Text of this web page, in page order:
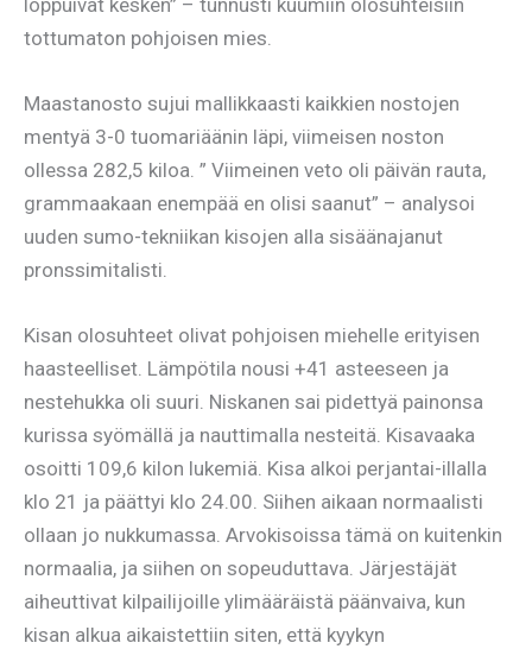
tottumaton pohjoisen mies.
Maastanosto sujui mallikkaasti kaikkien nostojen
mentyä 3-0 tuomariäänin läpi, viimeisen noston
ollessa 282,5 kiloa. ” Viimeinen veto oli päivän rauta,
grammaakaan enempää en olisi saanut” – analysoi
uuden sumo-tekniikan kisojen alla sisäänajanut
pronssimitalisti.
Kisan olosuhteet olivat pohjoisen miehelle erityisen
haasteelliset. Lämpötila nousi +41 asteeseen ja
nestehukka oli suuri. Niskanen sai pidettyä painonsa
kurissa syömällä ja nauttimalla nesteitä. Kisavaaka
osoitti 109,6 kilon lukemiä. Kisa alkoi perjantai-illalla
klo 21 ja päättyi klo 24.00. Siihen aikaan normaalisti
ollaan jo nukkumassa. Arvokisoissa tämä on kuitenkin
normaalia, ja siihen on sopeuduttava. Järjestäjät
aiheuttivat kilpailijoille ylimääräistä päänvaiva, kun
kisan alkua aikaistettiin siten, että kyykyn